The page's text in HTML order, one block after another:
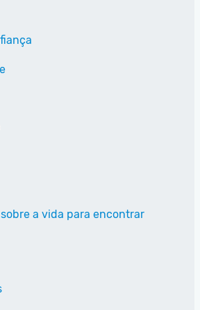
a vida para encontrar